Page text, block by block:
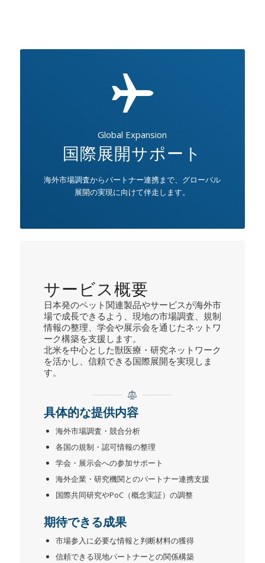
Global Expansion
国際展開サポート
海外市場調査からパートナー連携まで、グローバル
展開の実現に向けて伴走します。
サービス概要
日本発のペット関連製品やサービスが海外市
場で成長できるよう、現地の市場調査、規制
情報の整理、学会や展示会を通じたネットワ
ーク構築を支援します。
北米を中心とした獣医療・研究ネットワーク
を活かし、信頼できる国際展開を実現しま
す。
具体的な提供内容
海外市場調査・競合分析
各国の規制・認可情報の整理
学会・展示会への参加サポート
海外企業・研究機関とのパートナー連携支援
国際共同研究やPoC（概念実証）の調整
期待できる成果
市場参入に必要な情報と判断材料の獲得
信頼できる現地パートナーとの関係構築